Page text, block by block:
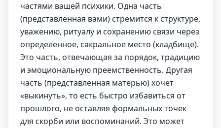
частями вашей психики. Одна часть
(представленная вами) стремится к структуре,
уважению, ритуалу и сохранению связи через
определенное, сакральное место (кладбище).
Это часть, отвечающая за порядок, традицию
и эмоциональную преемственность. Другая
часть (представленная матерью) хочет
«выкинуть», то есть быстро избавиться от
прошлого, не оставляя формальных точек
для скорби или воспоминаний. Это может